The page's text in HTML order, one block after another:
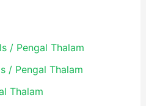
/ Pengal Thalam
/ Pengal Thalam
Thalam